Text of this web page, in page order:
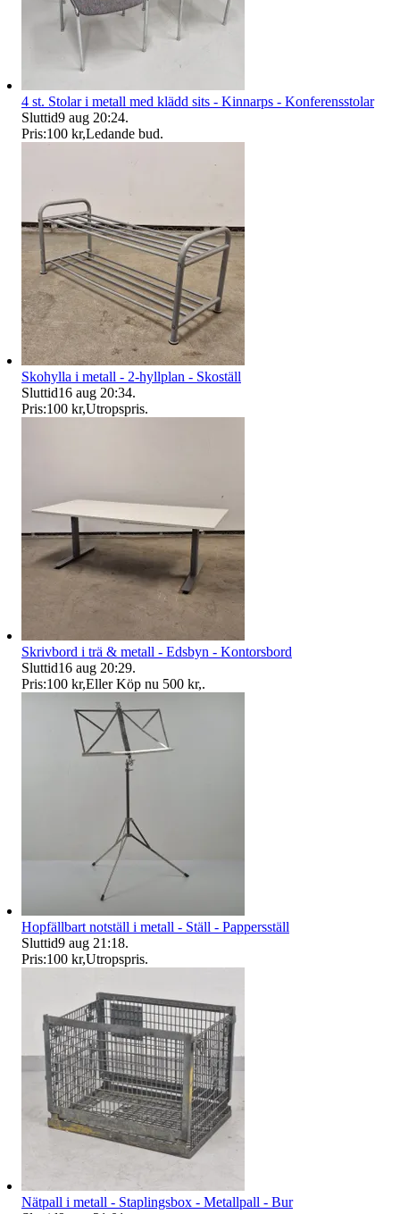
4 st. Stolar i metall med klädd sits - Kinnarps - Konferensstolar
Sluttid9 aug 20:24.
Pris:100 kr,Ledande bud.
Skohylla i metall - 2-hyllplan - Skoställ
Sluttid16 aug 20:34.
Pris:100 kr,Utropspris.
Skrivbord i trä & metall - Edsbyn - Kontorsbord
Sluttid16 aug 20:29.
Pris:100 kr,Eller Köp nu 500 kr,.
Hopfällbart notställ i metall - Ställ - Pappersställ
Sluttid9 aug 21:18.
Pris:100 kr,Utropspris.
Nätpall i metall - Staplingsbox - Metallpall - Bur